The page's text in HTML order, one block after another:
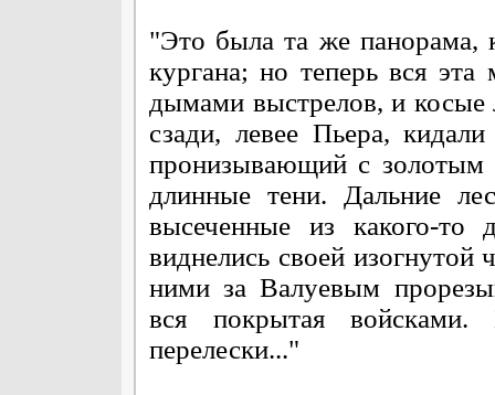
"Это была та же панорама,
кургана; но теперь вся
дымами выстрелов, и косые
сзади, левее Пьера,
пронизывающий с золотым
длинные тени. Дальние
высеченные из какого-то
виднелись своей
ними за Валуевым
вся покрытая
перелески..."